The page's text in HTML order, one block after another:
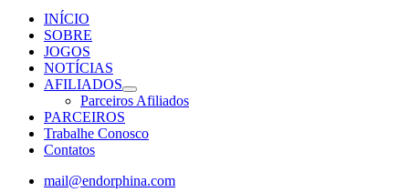
INÍCIO
SOBRE
JOGOS
NOTÍCIAS
AFILIADOS
Parceiros Afiliados
PARCEIROS
Trabalhe Conosco
Contatos
mail@endorphina.com